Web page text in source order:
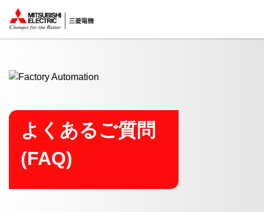
ここから本文
よくあるご質問
(FAQ)